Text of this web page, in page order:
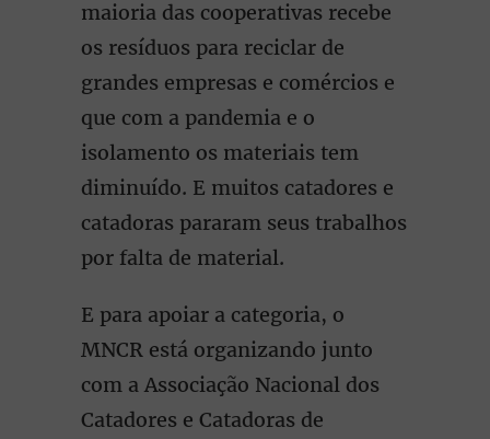
maioria das cooperativas recebe
os resíduos para reciclar de
grandes empresas e comércios e
que com a pandemia e o
isolamento os materiais tem
diminuído. E muitos catadores e
catadoras pararam seus trabalhos
por falta de material.
E para apoiar a categoria, o
MNCR está organizando junto
com a Associação Nacional dos
Catadores e Catadoras de